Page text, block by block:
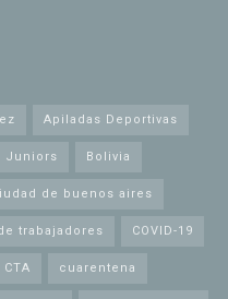
Apiladas Deportivas
Juniors Bolivia
de buenos aires
trabajadores COVID-19
CTA cuarentena